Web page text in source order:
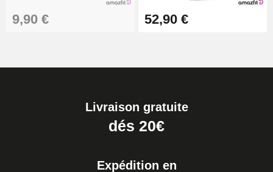
9,90 € 52,90 €
Livraison gratuite
dés 20€
Expédition en